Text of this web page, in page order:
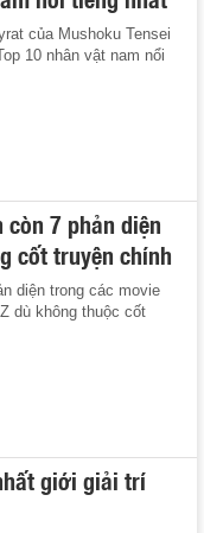
của Mushoku Tensei
10 nhân vật nam nổi
7 phản diện
cốt truyện chính
diện trong các movie
dù không thuộc cốt
giới giải trí